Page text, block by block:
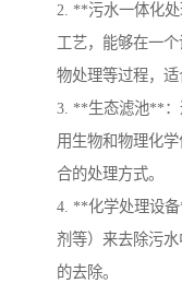
2. **污水一体化
工艺，能够在一
物处理等过程，适
3. **生态滤池**：
用生物和物理化
合的处理方式。
4. **化学处理设
剂等）来去除污
的去除。